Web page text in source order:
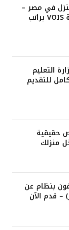
في مصر –
فرصة العمر للعمل بشركة VOIS براتب
التعليم
للتقديم
2025: فرص حقيقية
منزلك
بنظام عن